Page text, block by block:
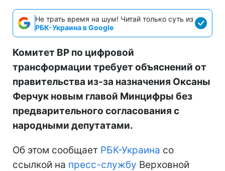
Не трать время на шум! Читай только суть из
РБК-Украина в Google
Комитет ВР по цифровой
трансформации требует объяснений от
правительства из-за назначения Оксаны
Ферчук новым главой Минцифры без
предварительного согласования с
народными депутатами.
Об этом сообщает РБК-Украина со
ссылкой на пресс-службу Верховной